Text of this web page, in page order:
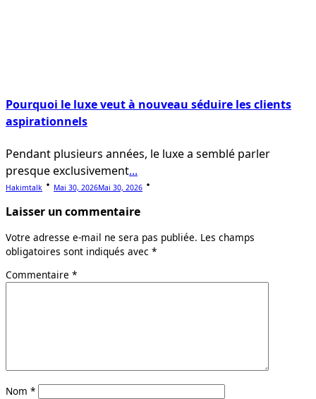
Pourquoi le luxe veut à nouveau séduire les clients
aspirationnels
Pendant plusieurs années, le luxe a semblé parler
presque exclusivement...
Hakimtalk Mai 30, 2026Mai 30, 2026
Laisser un commentaire
Votre adresse e-mail ne sera pas publiée. Les champs
obligatoires sont indiqués avec *
Commentaire *
Nom *